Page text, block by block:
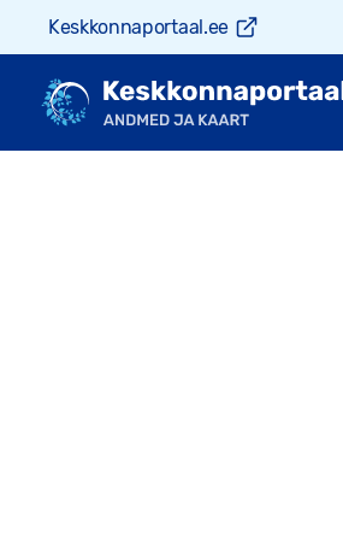
Keskkonnaportaal.ee